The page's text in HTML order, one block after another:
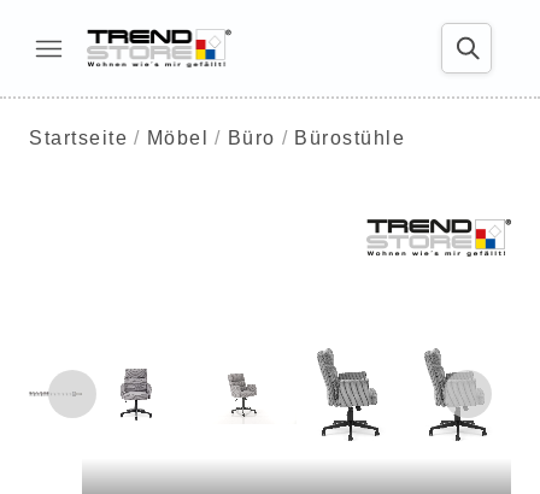
Startseite Möbel Büro Bürostühle